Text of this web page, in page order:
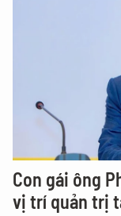
Con gái ông
vị trí quản trị